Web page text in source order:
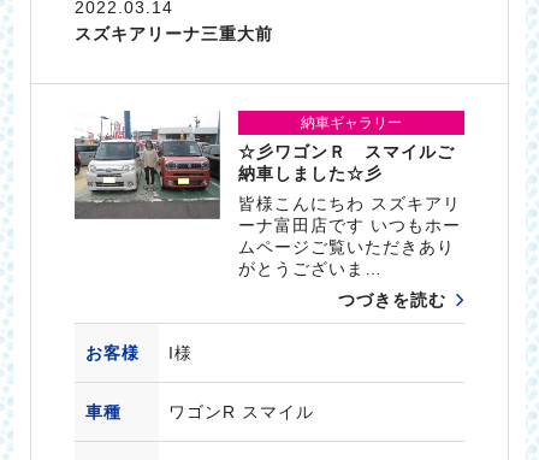
2022.03.14
スズキアリーナ三重大前
納車ギャラリー
☆彡ワゴンＲ スマイルご
納車しました☆彡
皆様こんにちわ スズキアリ
ーナ富田店です いつもホー
ムページご覧いただきあり
がとうございま…
つづきを読む
お客様 I様
車種 ワゴンR スマイル